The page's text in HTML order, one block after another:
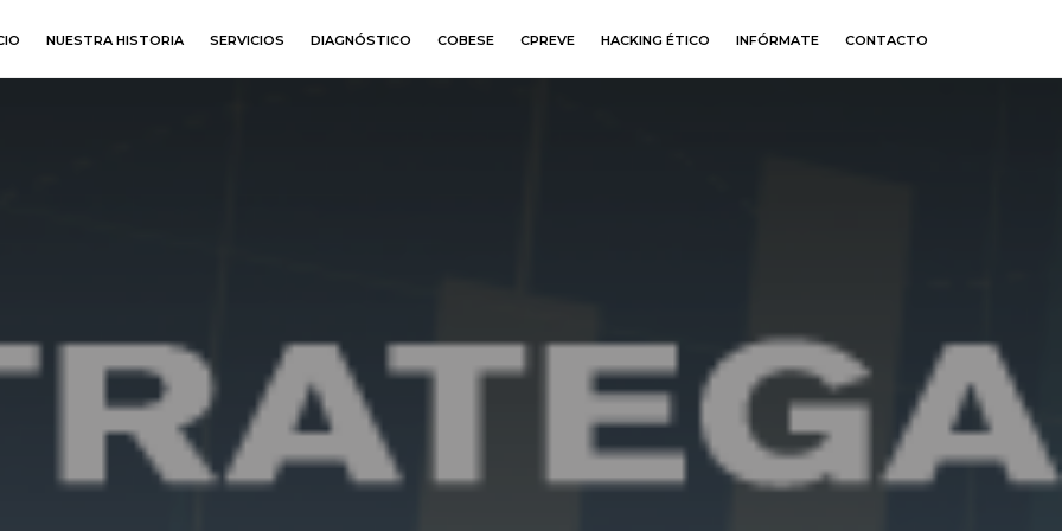
NUESTRA HISTORIA SERVICIOS DIAGNÓSTICO COBESE CPREVE HACKING ÉTICO INFÓRMATE CONTACTO